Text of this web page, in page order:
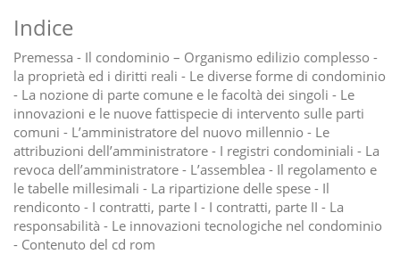
Indice
Premessa - Il condominio – Organismo edilizio complesso -
la proprietà ed i diritti reali - Le diverse forme di condominio
- La nozione di parte comune e le facoltà dei singoli - Le
innovazioni e le nuove fattispecie di intervento sulle parti
comuni - L’amministratore del nuovo millennio - Le
attribuzioni dell’amministratore - I registri condominiali - La
revoca dell’amministratore - L’assemblea - Il regolamento e
le tabelle millesimali - La ripartizione delle spese - Il
rendiconto - I contratti, parte I - I contratti, parte II - La
responsabilità - Le innovazioni tecnologiche nel condominio
- Contenuto del cd rom